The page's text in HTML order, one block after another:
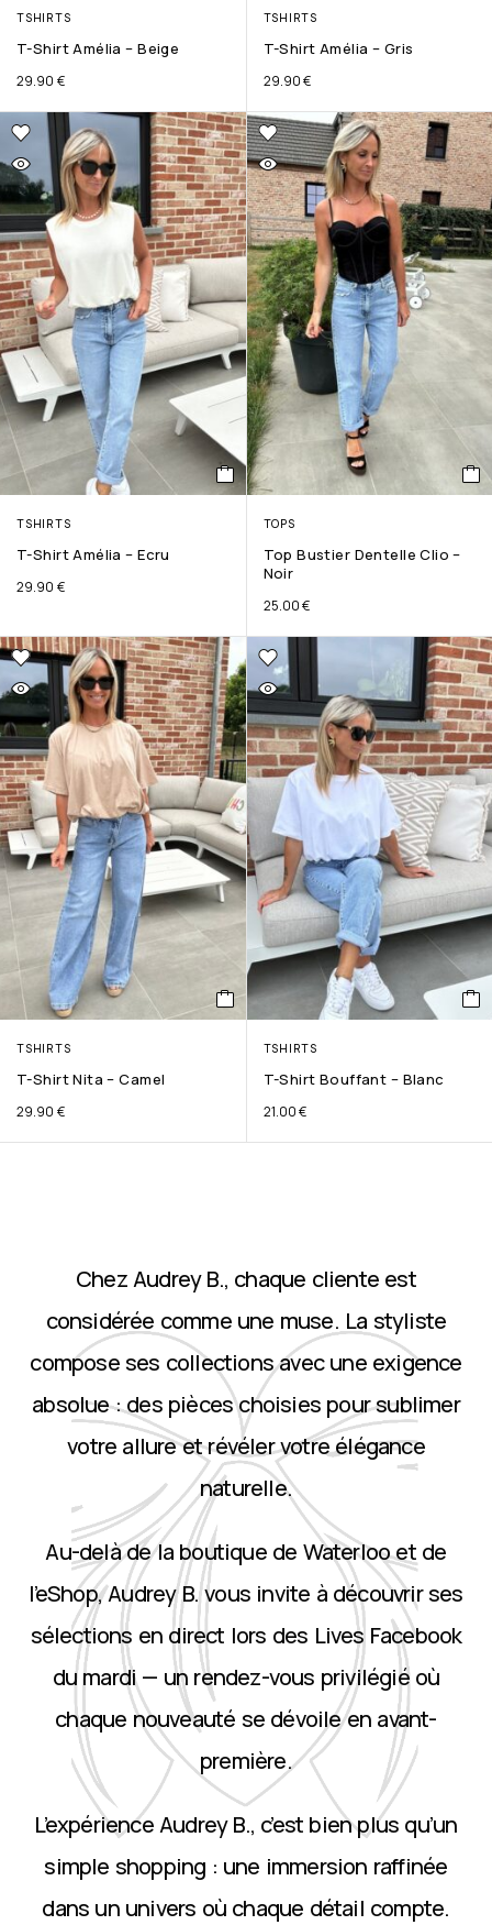
TSHIRTS
T-Shirt Amélia – Beige
29.90 €
TSHIRTS
T-Shirt Amélia – Gris
29.90€
TSHIRTS
T-Shirt Amélia – Ecru
29.90 €
TOPS
Top Bustier Dentelle Clio –
Noir
25.00€
TSHIRTS
T-Shirt Nita – Camel
29.90 €
TSHIRTS
T-Shirt Bouffant – Blanc
21.00€
Chez Audrey B., chaque cliente est
considérée comme une muse. La styliste
compose ses collections avec une exigence
absolue : des pièces choisies pour sublimer
votre allure et révéler votre élégance
naturelle.
Au-delà de la boutique de Waterloo et de
l’eShop, Audrey B. vous invite à découvrir ses
sélections en direct lors des Lives Facebook
du mardi — un rendez-vous privilégié où
chaque nouveauté se dévoile en avant-
première.
L’expérience Audrey B., c’est bien plus qu’un
simple shopping : une immersion raffinée
dans un univers où chaque détail compte.